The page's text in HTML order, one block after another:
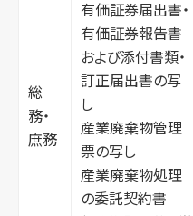
総
務・
庶務
有価証券届出書・
有価証券報告書
および添付書類・
訂正届出書の写
し
産業廃棄物管理
票の写し
産業廃棄物処理
の委託契約書